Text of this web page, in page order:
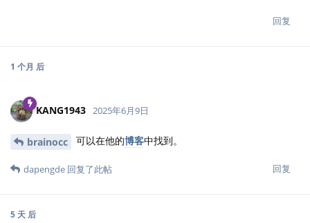
回复
1 个月 后
KANG1943 2025年6月9日
brainocc 可以在他的博客中找到。
回复
dapengde 回复了此帖
5 天 后